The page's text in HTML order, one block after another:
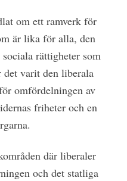
om ett ramverk för
är lika för alla, den
rättigheter som
det varit den liberala
omfördelningen av
friheter och en
där liberaler
och det statliga